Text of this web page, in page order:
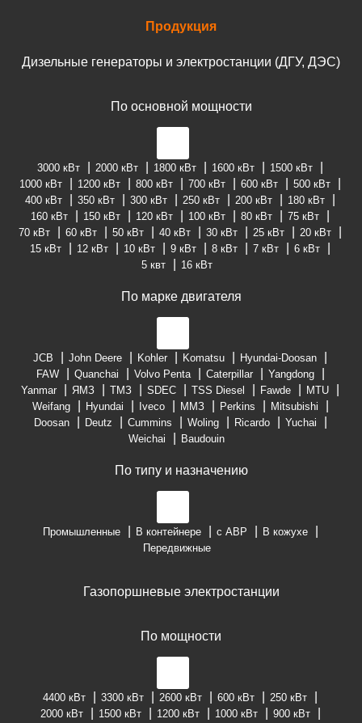
Продукция
Дизельные генераторы и электростанции (ДГУ, ДЭС)
По основной мощности
3000 кВт 2000 кВт 1800 кВт 1600 кВт
1500 кВт
1000 кВт
1200 кВт 800 кВт 700 кВт 600 кВт
500 кВт
400 кВт
350 кВт 300 кВт 250 кВт 200 кВт
180 кВт
160 кВт
150 кВт 120 кВт 100 кВт 80 кВт
75 кВт
70 кВт
60 кВт 50 кВт 40 кВт 30 кВт 25 кВт
20 кВт
15 кВт
12 кВт 10 кВт 9 кВт 8 кВт 7 кВт
6 кВт
5 квт
16 кВт
По марке двигателя
JCB John Deere Kohler Komatsu
Hyundai-Doosan
FAW
Quanchai Volvo Penta Caterpillar
Yangdong
Yanmar
ЯМЗ ТМЗ SDEC TSS Diesel Fawde
MTU
Weifang
Hyundai Iveco ММЗ Perkins
Mitsubishi
Doosan
Deutz Cummins Woling Ricardo
Yuchai
Weichai
Baudouin
По типу и назначению
Промышленные В контейнере с АВР
В кожухе
Передвижные
Газопоршневые электростанции
По мощности
4400 кВт 3300 кВт 2600 кВт 600 кВт
250 кВт
2000 кВт
1500 кВт 1200 кВт 1000 кВт
900 кВт